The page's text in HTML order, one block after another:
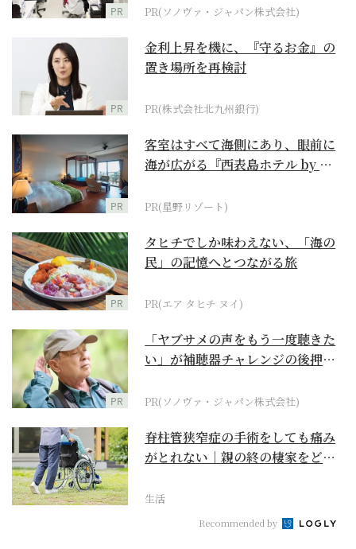
PR PR(ソノヴァ・ジャパン株式会社)
PR
金利上昇を機に、『守るお金』の
置き場所を再検討
PR(株式会社北九州銀行)
PR
客室はすべて海側にあり、眼前に
海が広がる『西表島ホテル by 星
PR(星野リゾート)
PR
タヒチでしか味わえない、「海の
民」の記憶へとつながる旅
PR(エア タヒチ ヌイ)
PR
「ヤブサメの声をもう一度聴きた
い」が補聴器チャレンジの後押し
PR(ソノヴァ・ジャパン株式会社)
脊柱管狭窄症の手術をしても痛み
がとれない｜親の終の棲家をどう
生活
Recommended by